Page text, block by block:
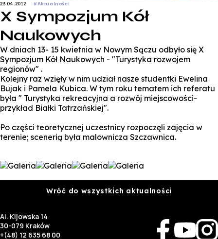
23.04.2012 #Aktualności
X Sympozjum Kół
Naukowych
W dniach 13- 15 kwietnia w Nowym Sączu odbyło się X
Sympozjum Kół Naukowych - "Turystyka rozwojem
regionów" .
Kolejny raz wzięły w nim udział nasze studentki Ewelina
Bujak i Pamela Kubica. W tym roku tematem ich referatu
była " Turystyka rekreacyjna a rozwój miejscowości-
przykład Białki Tatrzańskiej".
Po części teoretycznej uczestnicy rozpoczęli zajęcia w
terenie; scenerią była malownicza Szczawnica.
Wróć do wszystkich aktualności
Al. Kijowska 14
30-079 Kraków
+(48) 12 635 68 00